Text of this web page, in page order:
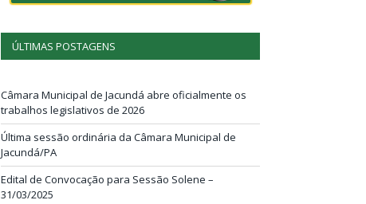
ÚLTIMAS POSTAGENS
Câmara Municipal de Jacundá abre oficialmente os
trabalhos legislativos de 2026
Última sessão ordinária da Câmara Municipal de
Jacundá/PA
Edital de Convocação para Sessão Solene –
31/03/2025